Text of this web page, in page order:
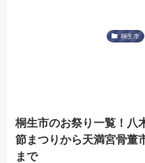
桐生市
桐生市のお祭り一覧！八
節まつりから天満宮骨董
まで